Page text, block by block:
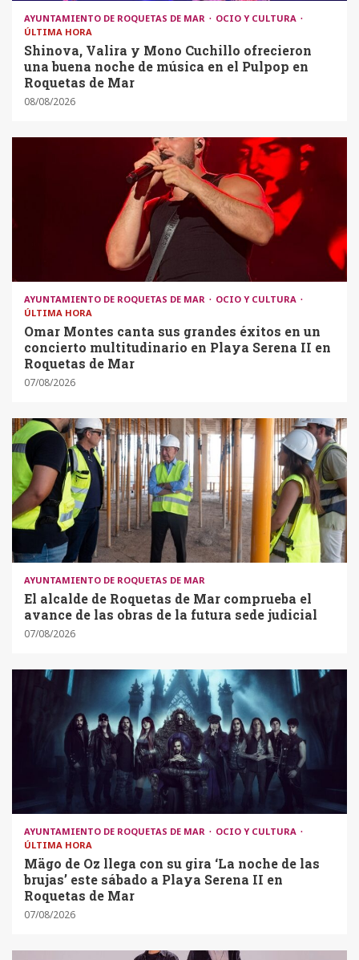
AYUNTAMIENTO DE ROQUETAS DE MAR
OCIO Y CULTURA
ÚLTIMA HORA
Shinova, Valira y Mono Cuchillo ofrecieron
una buena noche de música en el Pulpop en
Roquetas de Mar
08/08/2026
AYUNTAMIENTO DE ROQUETAS DE MAR
OCIO Y CULTURA
ÚLTIMA HORA
Omar Montes canta sus grandes éxitos en un
concierto multitudinario en Playa Serena II en
Roquetas de Mar
07/08/2026
AYUNTAMIENTO DE ROQUETAS DE MAR
El alcalde de Roquetas de Mar comprueba el
avance de las obras de la futura sede judicial
07/08/2026
AYUNTAMIENTO DE ROQUETAS DE MAR
OCIO Y CULTURA
ÚLTIMA HORA
Mägo de Oz llega con su gira ‘La noche de las
brujas’ este sábado a Playa Serena II en
Roquetas de Mar
07/08/2026